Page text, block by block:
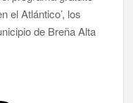
el Atlántico’, los
de Breña Alta